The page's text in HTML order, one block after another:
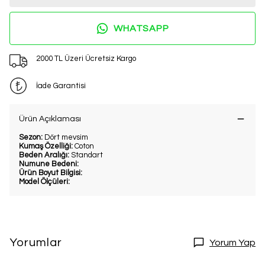
WHATSAPP
2000 TL Üzeri Ücretsiz Kargo
İade Garantisi
Ürün Açıklaması
Sezon: Dört mevsim
Kumaş Özelliği: Coton
Beden Aralığı: Standart
Numune Bedeni:
Ürün Boyut Bilgisi:
Model Ölçüleri:
Yorumlar Yorum Yap